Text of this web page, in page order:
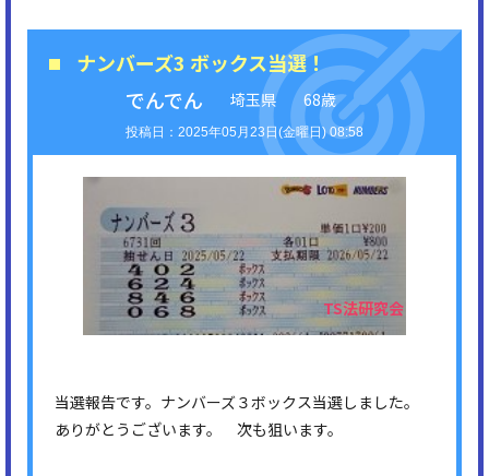
ナンバーズ3 ボックス当選！
でんでん
埼玉県 68歳
2025年05月23日(金曜日) 08:58
当選報告です。ナンバーズ３ボックス当選しました。
ありがとうございます。 次も狙います。